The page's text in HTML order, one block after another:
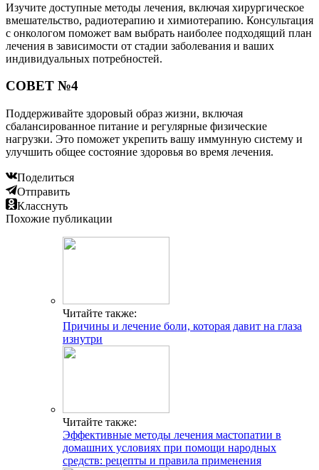
Изучите доступные методы лечения, включая хирургическое
вмешательство, радиотерапию и химиотерапию. Консультация
с онкологом поможет вам выбрать наиболее подходящий план
лечения в зависимости от стадии заболевания и ваших
индивидуальных потребностей.
СОВЕТ №4
Поддерживайте здоровый образ жизни, включая
сбалансированное питание и регулярные физические
нагрузки. Это поможет укрепить вашу иммунную систему и
улучшить общее состояние здоровья во время лечения.
Поделиться
Отправить
Класснуть
Похожие публикации
Читайте также:
Причины и лечение боли, которая давит на глаза
изнутри
Читайте также:
Эффективные методы лечения мастопатии в
домашних условиях при помощи народных
средств: рецепты и правила применения